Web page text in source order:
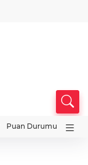
Puan Durumu